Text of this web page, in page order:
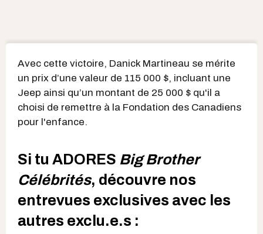
Avec cette victoire, Danick Martineau se mérite
un prix d’une valeur de 115 000 $, incluant une
Jeep ainsi qu’un montant de 25 000 $ qu'il a
choisi de remettre à la Fondation des Canadiens
pour l'enfance.
Si tu ADORES Big Brother
Célébrités, découvre nos
entrevues exclusives avec les
autres exclu.e.s :